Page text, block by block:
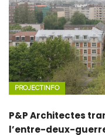
PROJECTINFO
P&P Architectes
l’entre-deux-